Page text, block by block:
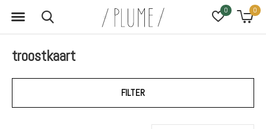
0 0
troostkaart
FILTER